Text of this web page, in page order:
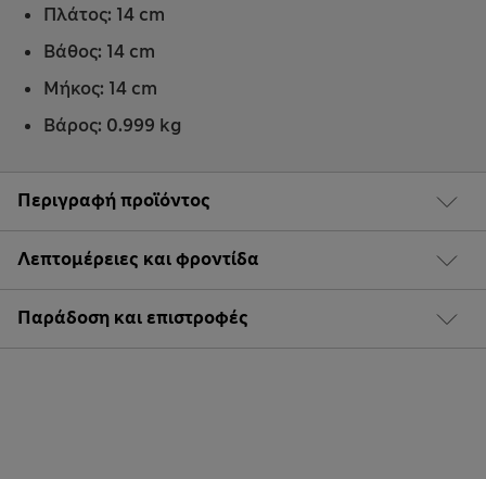
Περιγραφή προϊόντος
Λεπτομέρειες και φροντίδα
Παράδοση και επιστροφές
Πλάτος: 14 cm
Βάθος: 14 cm
Μήκος: 14 cm
Βάρος: 0.999 kg